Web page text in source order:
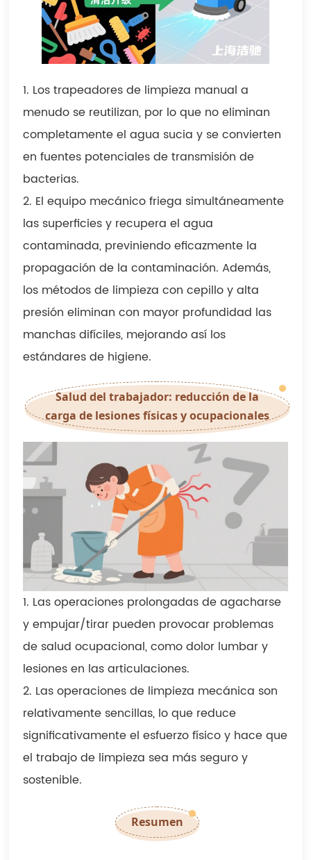
1. Los trapeadores de limpieza manual a
menudo se reutilizan, por lo que no eliminan
completamente el agua sucia y se convierten
en fuentes potenciales de transmisión de
bacterias.
2. El equipo mecánico friega simultáneamente
las superficies y recupera el agua
contaminada, previniendo eficazmente la
propagación de la contaminación. Además,
los métodos de limpieza con cepillo y alta
presión eliminan con mayor profundidad las
manchas difíciles, mejorando así los
estándares de higiene.
Salud del trabajador: reducción de la
carga de lesiones físicas y ocupacionales
1. Las operaciones prolongadas de agacharse
y empujar/tirar pueden provocar problemas
de salud ocupacional, como dolor lumbar y
lesiones en las articulaciones.
2. Las operaciones de limpieza mecánica son
relativamente sencillas, lo que reduce
significativamente el esfuerzo físico y hace que
el trabajo de limpieza sea más seguro y
sostenible.
Resumen